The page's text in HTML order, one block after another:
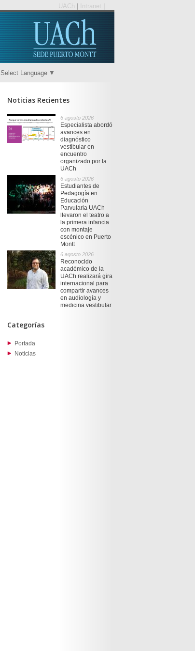
UACh Intranet
Select Language ▼
Noticias Recientes
6 agosto 2026
Especialista abordó
avances en
diagnóstico
vestibular en
encuentro
organizado por la
UACh
6 agosto 2026
Estudiantes de
Pedagogía en
Educación
Parvularia UACh
llevaron el teatro a
la primera infancia
con montaje
escénico en Puerto
Montt
6 agosto 2026
Reconocido
académico de la
UACh realizará gira
internacional para
compartir avances
en audiología y
medicina vestibular
Categorías
Portada
Noticias